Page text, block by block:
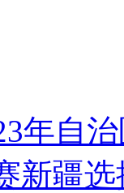
年自
新疆